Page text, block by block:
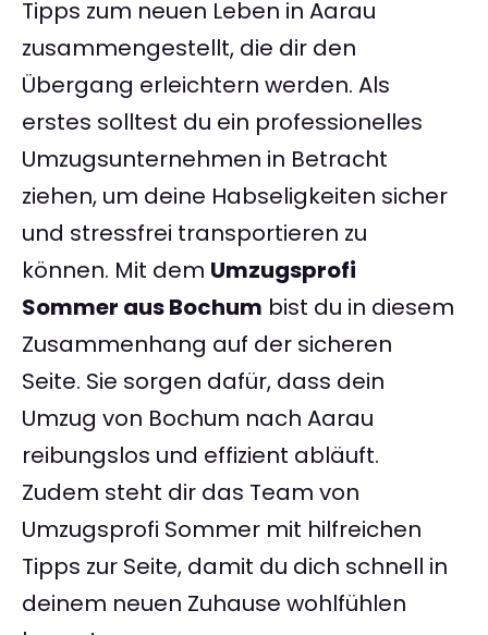
Tipps zum neuen Leben in Aarau
zusammengestellt, die dir den
Übergang erleichtern werden. Als
erstes solltest du ein professionelles
Umzugsunternehmen in Betracht
ziehen, um deine Habseligkeiten sicher
und stressfrei transportieren zu
können. Mit dem Umzugsprofi
Sommer aus Bochum bist du in diesem
Zusammenhang auf der sicheren
Seite. Sie sorgen dafür, dass dein
Umzug von Bochum nach Aarau
reibungslos und effizient abläuft.
Zudem steht dir das Team von
Umzugsprofi Sommer mit hilfreichen
Tipps zur Seite, damit du dich schnell in
deinem neuen Zuhause wohlfühlen